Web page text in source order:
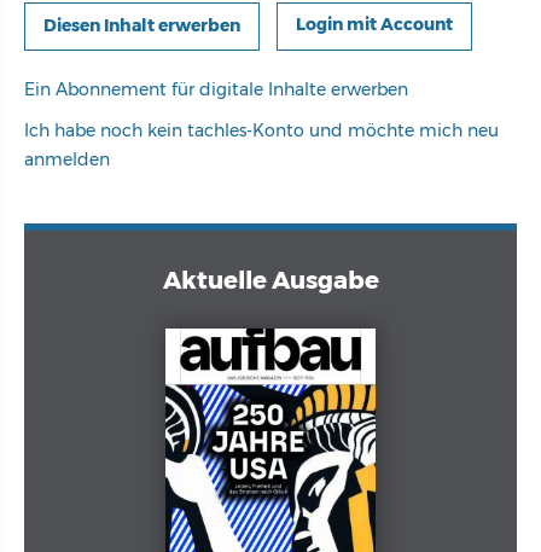
Login mit Account
Ein Abonnement für digitale Inhalte erwerben
Ich habe noch kein tachles-Konto und möchte mich neu
anmelden
Aktuelle Ausgabe